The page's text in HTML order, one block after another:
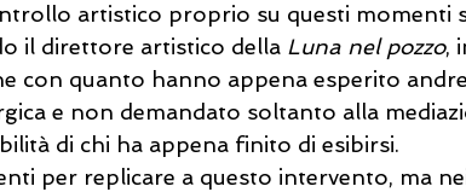
artistico proprio su questi momenti
il direttore artistico della Luna nel pozzo,
con quanto hanno appena esperito
e non demandato soltanto alla
di chi ha appena finito di esibirsi.
per replicare a questo intervento, ma